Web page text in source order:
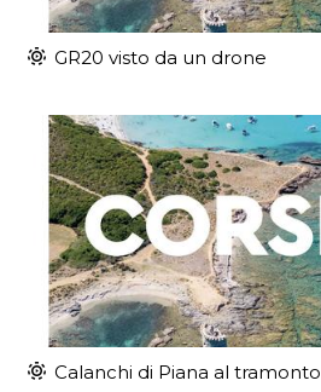
GR20 visto da un drone
Calanchi di Piana al tramonto